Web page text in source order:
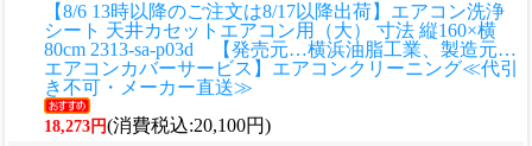
【8/6 13時以降のご注文は8/17以降出荷】エアコン洗浄
シート 天井カセットエアコン用（大） 寸法 縦160×横
80cm 2313-sa-p03d 【発売元…横浜油脂工業、製造元…
エアコンカバーサービス】エアコンクリーニング≪代引
き不可・メーカー直送≫
18,273円(消費税込:20,100円)